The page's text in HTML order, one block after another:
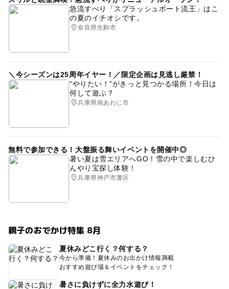
急流すべり「スプラッシュボート流王」はこ
の夏のイチオシです。
奈良県生駒市
＼今シーズンは25周年イヤー！／限定企画は見逃し厳禁！
“やりたい！”がきっと見つかる場所！今日は
何して遊ぶ？
兵庫県南あわじ市
無料で参加できる！大盤振る舞いイベントを開催中◎
暑い夏は雪エリアへGO！雪の中で楽しむひ
んやり宝探し体験！
兵庫県神戸市灘区
親子のおでかけ特集 8月
夏休みどこ行く？何する？
今から準備！夏休みのお出かけ情報満載
おすすめ遊び場＆イベントをチェック！
暑さに負けずに全力水遊び！